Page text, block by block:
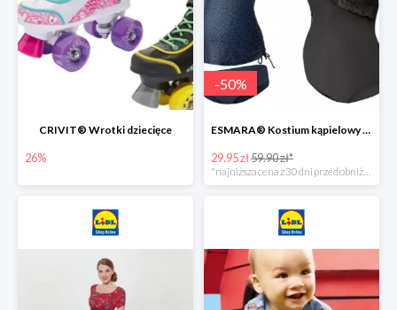
CRIVIT® Wrotki dziecięce
26%
-50%
ESMARA® Kostium kąpielowy ciążowy lub tankini ciążowe -50%
29.95 zł59.90 zł*